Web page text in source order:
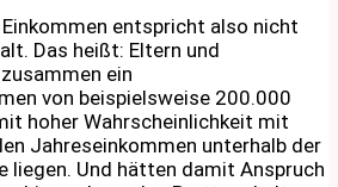
entspricht also nicht
Das heißt: Eltern und
ein
von beispielsweise 200.000
hoher Wahrscheinlichkeit mit
Jahreseinkommen unterhalb der
liegen. Und hätten damit Anspruch